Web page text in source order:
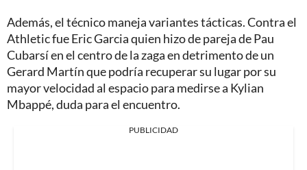
Además, el técnico maneja variantes tácticas. Contra el
Athletic fue Eric Garcia quien hizo de pareja de Pau
Cubarsí en el centro de la zaga en detrimento de un
Gerard Martín que podría recuperar su lugar por su
mayor velocidad al espacio para medirse a Kylian
Mbappé, duda para el encuentro.
PUBLICIDAD